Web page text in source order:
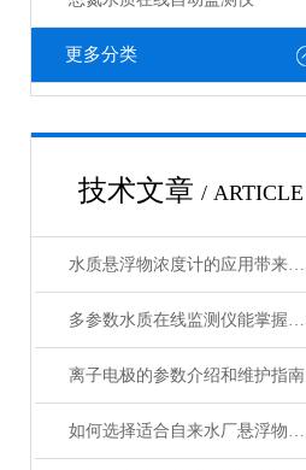
更多分类
技术文章 / ARTICLE
水质悬浮物浓度计的应用带来了诸多好处
多参数水质在线监测仪能掌握水质的实时动态
离子电极的参数介绍和维护指南
如何选择适合自来水厂悬浮物在线监测仪？